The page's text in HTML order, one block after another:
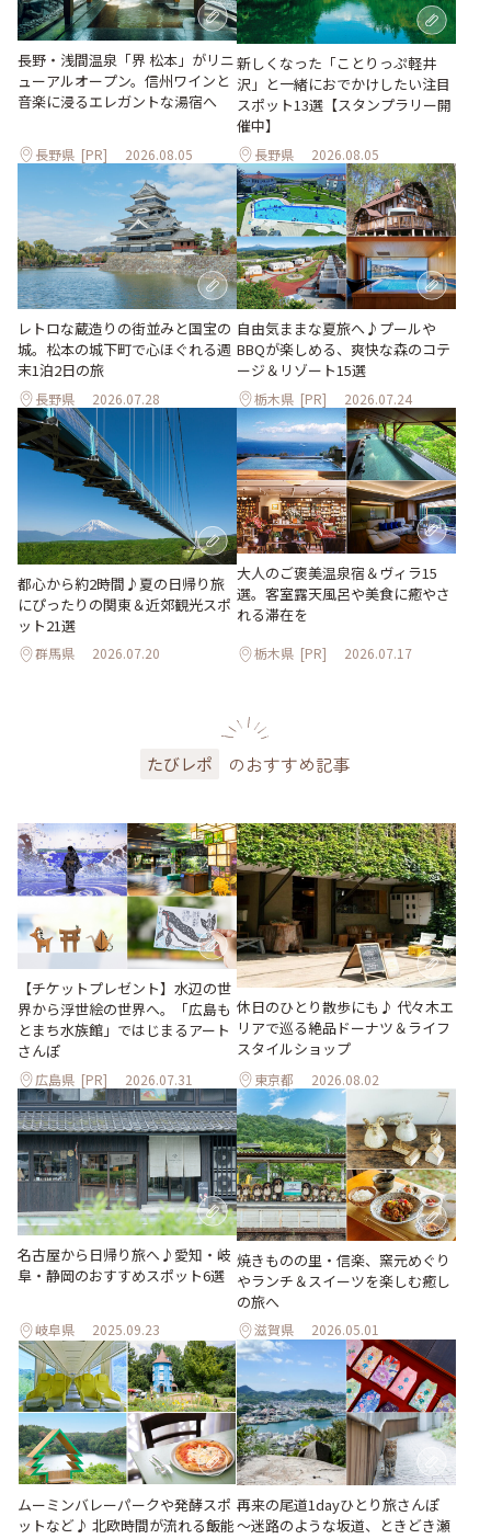
長野・浅間温泉「界 松本」がリニ
ューアルオープン。信州ワインと
音楽に浸るエレガントな湯宿へ
長野県 [PR] 2026.08.05
新しくなった「ことりっぷ軽井
沢」と一緒におでかけしたい注目
スポット13選【スタンプラリー開
催中】
長野県 2026.08.05
レトロな蔵造りの街並みと国宝の
城。松本の城下町で心ほぐれる週
末1泊2日の旅
長野県 2026.07.28
自由気ままな夏旅へ♪プールや
BBQが楽しめる、爽快な森のコテ
ージ＆リゾート15選
栃木県 [PR] 2026.07.24
都心から約2時間♪夏の日帰り旅
にぴったりの関東＆近郊観光スポ
ット21選
群馬県 2026.07.20
大人のご褒美温泉宿＆ヴィラ15
選。客室露天風呂や美食に癒やさ
れる滞在を
栃木県 [PR] 2026.07.17
たびレポ のおすすめ記事
【チケットプレゼント】水辺の世
界から浮世絵の世界へ。「広島も
とまち水族館」ではじまるアート
さんぽ
広島県 [PR] 2026.07.31
休日のひとり散歩にも♪ 代々木エ
リアで巡る絶品ドーナツ＆ライフ
スタイルショップ
東京都 2026.08.02
名古屋から日帰り旅へ♪愛知・岐
阜・静岡のおすすめスポット6選
岐阜県 2025.09.23
焼きものの里・信楽、窯元めぐり
やランチ＆スイーツを楽しむ癒し
の旅へ
滋賀県 2026.05.01
ムーミンバレーパークや発酵スポ
ットなど♪ 北欧時間が流れる飯能
再来の尾道1dayひとり旅さんぽ
～迷路のような坂道、ときどき瀬